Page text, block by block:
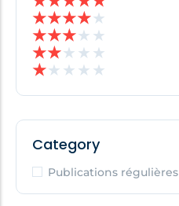
★★★★★
★★★★ ★
★★★ ★ ★
★★ ★ ★ ★
Category
Publications régulières